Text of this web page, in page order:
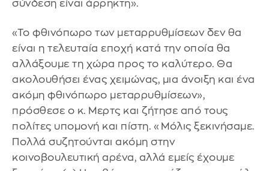
σύνδεση είναι άρρηκτη».
«Το φθινόπωρο των μεταρρυθμίσεων δεν θα
είναι η τελευταία εποχή κατά την οποία θα
αλλάξουμε τη χώρα προς το καλύτερο. Θα
ακολουθήσει ένας χειμώνας, μια άνοιξη και ένα
ακόμη φθινόπωρο μεταρρυθμίσεων»,
πρόσθεσε ο κ. Μερτς και ζήτησε από τους
πολίτες υπομονή και πίστη. «Μόλις ξεκινήσαμε.
Πολλά συζητούνται ακόμη στην
κοινοβουλευτική αρένα, αλλά εμείς έχουμε